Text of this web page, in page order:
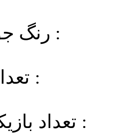
رنگ جوراب ورزشی :
تعداد کل بازیکنان :
تعداد بازیکنان ثبت شده :